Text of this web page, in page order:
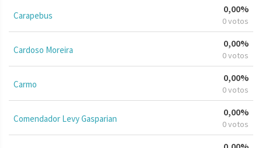
Carapebus
0,00%
0 votos
Cardoso Moreira
0,00%
0 votos
Carmo
0,00%
0 votos
Comendador Levy Gasparian
0,00%
0 votos